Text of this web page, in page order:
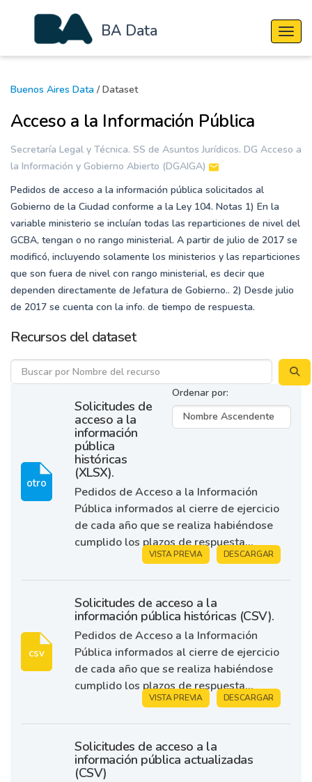
BA Data
Buenos Aires Data / Dataset
Acceso a la Información Pública
Secretaría Legal y Técnica. SS de Asuntos Jurídicos. DG Acceso a
la Información y Gobierno Abierto (DGAIGA)
Pedidos de acceso a la información pública solicitados al
Gobierno de la Ciudad conforme a la Ley 104. Notas 1) En la
variable ministerio se incluían todas las reparticiones de nivel del
GCBA, tengan o no rango ministerial. A partir de julio de 2017 se
modificó, incluyendo solamente los ministerios y las reparticiones
que son fuera de nivel con rango ministerial, es decir que
dependen directamente de Jefatura de Gobierno.. 2) Desde julio
de 2017 se cuenta con la info. de tiempo de respuesta.
Recursos del dataset
Ordenar por
DESCARGAR
VISTA PREVIA
Solicitudes de
acceso a la
información
pública
históricas
(XLSX).
Pedidos de Acceso a la Información
Pública informados al cierre de ejercicio
de cada año que se realiza habiéndose
cumplido los plazos de respuesta...
otro
DESCARGAR
VISTA PREVIA
Solicitudes de acceso a la
información pública históricas (CSV).
Pedidos de Acceso a la Información
Pública informados al cierre de ejercicio
de cada año que se realiza habiéndose
cumplido los plazos de respuesta...
csv
Solicitudes de acceso a la
información pública actualizadas
(CSV)